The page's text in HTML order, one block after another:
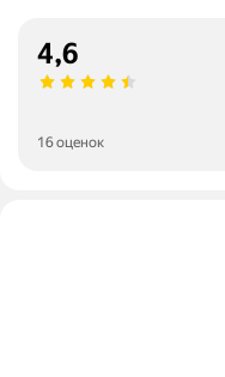
4,6
16 оценок